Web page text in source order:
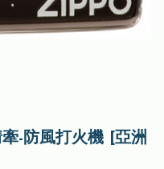
-防風打火機 [亞洲